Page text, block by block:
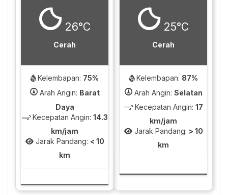
26°C
Cerah
Kelembapan: 75%
Arah Angin: Barat
Daya
Kecepatan Angin: 14.3
km/jam
Jarak Pandang: < 10
km
25°C
Cerah
Kelembapan: 87%
Arah Angin: Selatan
Kecepatan Angin: 17
km/jam
Jarak Pandang: > 10
km